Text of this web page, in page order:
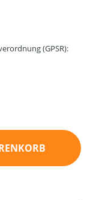
(GPSR):